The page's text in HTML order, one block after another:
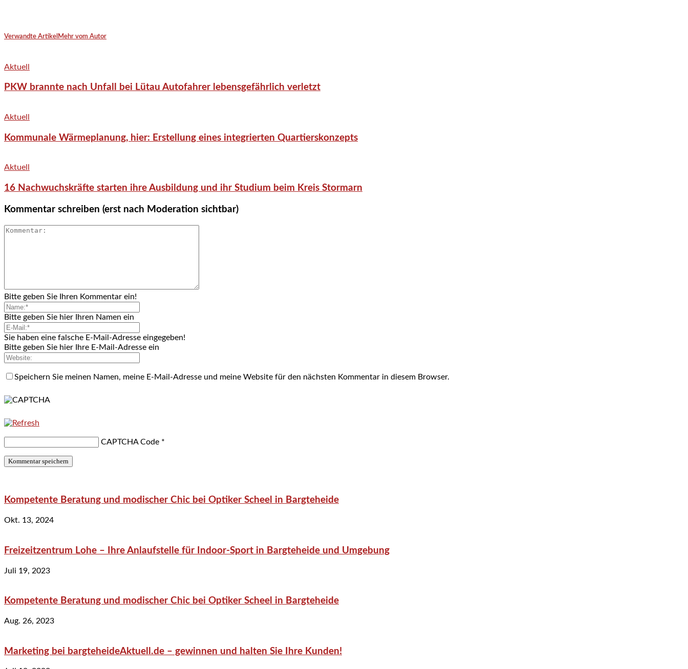
Verwandte Artikel Mehr vom Autor
Aktuell
PKW brannte nach Unfall bei Lütau Autofahrer lebensgefährlich verletzt
Aktuell
Kommunale Wärmeplanung, hier: Erstellung eines integrierten Quartierskonzepts
Aktuell
16 Nachwuchskräfte starten ihre Ausbildung und ihr Studium beim Kreis Stormarn
Kommentar schreiben (erst nach Moderation sichtbar)
Bitte geben Sie Ihren Kommentar ein!
Bitte geben Sie hier Ihren Namen ein
Sie haben eine falsche E-Mail-Adresse eingegeben!
Bitte geben Sie hier Ihre E-Mail-Adresse ein
Speichern Sie meinen Namen, meine E-Mail-Adresse und meine Website für den nächsten Kommentar in diesem Browser.
CAPTCHA Code *
Kompetente Beratung und modischer Chic bei Optiker Scheel in Bargteheide
Okt. 13, 2024
Freizeitzentrum Lohe – Ihre Anlaufstelle für Indoor-Sport in Bargteheide und Umgebung
Juli 19, 2023
Kompetente Beratung und modischer Chic bei Optiker Scheel in Bargteheide
Aug. 26, 2023
Marketing bei bargteheideAktuell.de – gewinnen und halten Sie Ihre Kunden!